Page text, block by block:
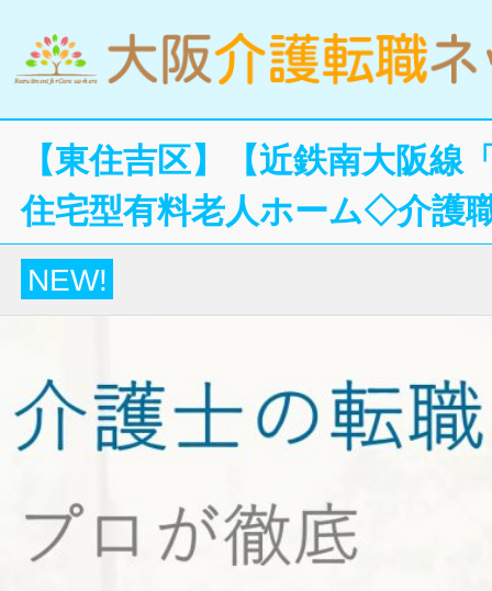
【東住吉区】【近鉄南大阪
住宅型有料老人ホーム◇介護
NEW!